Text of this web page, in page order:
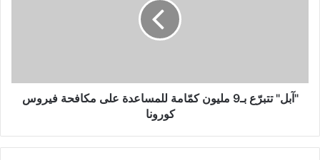
فيروس
كورونا
"آبل" تتبرّع بـ9 مليون كمّامة للمساعدة على مكافحة فيروس
كورونا